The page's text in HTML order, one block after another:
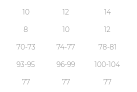
10 12 14
8 10 12
70-73 74-77 78-81
93-95 96-99 100-104
77 77 77